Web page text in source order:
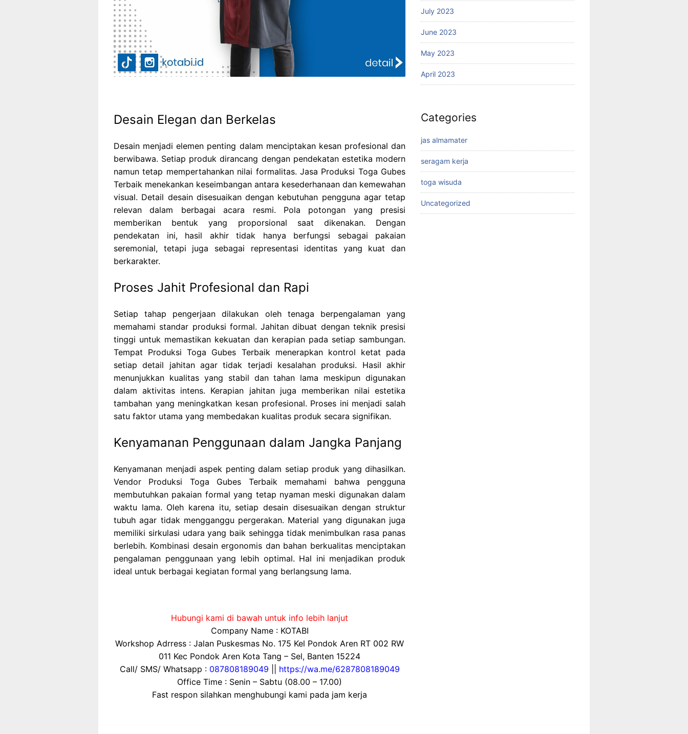
Desain Elegan dan Berkelas
Desain menjadi elemen penting dalam menciptakan kesan profesional dan
berwibawa. Setiap produk dirancang dengan pendekatan estetika modern
namun tetap mempertahankan nilai formalitas. Jasa Produksi Toga Gubes
Terbaik menekankan keseimbangan antara kesederhanaan dan kemewahan
visual. Detail desain disesuaikan dengan kebutuhan pengguna agar tetap
relevan dalam berbagai acara resmi. Pola potongan yang presisi
memberikan bentuk yang proporsional saat dikenakan. Dengan
pendekatan ini, hasil akhir tidak hanya berfungsi sebagai pakaian
seremonial, tetapi juga sebagai representasi identitas yang kuat dan
berkarakter.
Proses Jahit Profesional dan Rapi
Setiap tahap pengerjaan dilakukan oleh tenaga berpengalaman yang
memahami standar produksi formal. Jahitan dibuat dengan teknik presisi
tinggi untuk memastikan kekuatan dan kerapian pada setiap sambungan.
Tempat Produksi Toga Gubes Terbaik menerapkan kontrol ketat pada
setiap detail jahitan agar tidak terjadi kesalahan produksi. Hasil akhir
menunjukkan kualitas yang stabil dan tahan lama meskipun digunakan
dalam aktivitas intens. Kerapian jahitan juga memberikan nilai estetika
tambahan yang meningkatkan kesan profesional. Proses ini menjadi salah
satu faktor utama yang membedakan kualitas produk secara signifikan.
Kenyamanan Penggunaan dalam Jangka Panjang
Kenyamanan menjadi aspek penting dalam setiap produk yang dihasilkan.
Vendor Produksi Toga Gubes Terbaik memahami bahwa pengguna
membutuhkan pakaian formal yang tetap nyaman meski digunakan dalam
waktu lama. Oleh karena itu, setiap desain disesuaikan dengan struktur
tubuh agar tidak mengganggu pergerakan. Material yang digunakan juga
memiliki sirkulasi udara yang baik sehingga tidak menimbulkan rasa panas
berlebih. Kombinasi desain ergonomis dan bahan berkualitas menciptakan
pengalaman penggunaan yang lebih optimal. Hal ini menjadikan produk
ideal untuk berbagai kegiatan formal yang berlangsung lama.
Hubungi kami di bawah untuk info lebih lanjut
Company Name : KOTABI
Workshop Adrress : Jalan Puskesmas No. 175 Kel Pondok Aren RT 002 RW
011 Kec Pondok Aren Kota Tang – Sel, Banten 15224
Call/ SMS/ Whatsapp : 087808189049
https://wa.me/6287808189049
Office Time : Senin – Sabtu (08.00 – 17.00)
Fast respon silahkan menghubungi kami pada jam kerja
July 2023
June 2023
May 2023
April 2023
Categories
jas almamater
seragam kerja
toga wisuda
Uncategorized